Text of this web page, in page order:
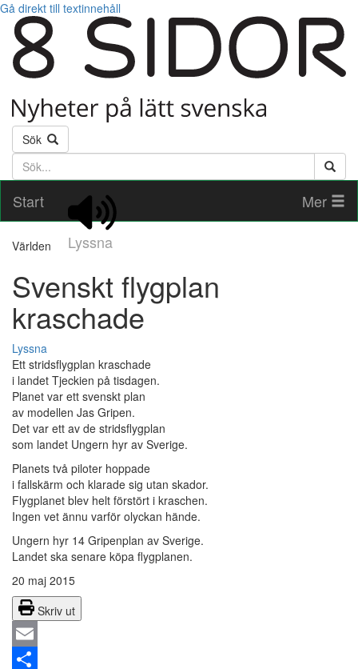
Gå direkt till textinnehåll
Sök
Söktext
Start
Lyssna
Mer
Världen
Svenskt flygplan
kraschade
Lyssna
Ett stridsflygplan kraschade
i landet Tjeckien på tisdagen.
Planet var ett svenskt plan
av modellen Jas Gripen.
Det var ett av de stridsflygplan
som landet Ungern hyr av Sverige.
Planets två piloter hoppade
i fallskärm och klarade sig utan skador.
Flygplanet blev helt förstört i kraschen.
Ingen vet ännu varför olyckan hände.
Ungern hyr 14 Gripenplan av Sverige.
Landet ska senare köpa flygplanen.
20 maj 2015
Skriv ut
Email